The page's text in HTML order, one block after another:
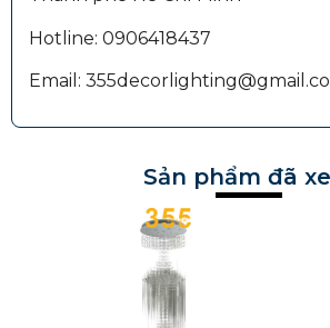
Hotline: 0906418437
Email:
Sản phẩm đã